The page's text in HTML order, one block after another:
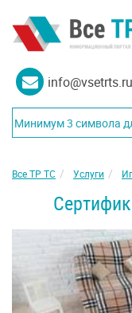
info@vsetrts.ru
Все ТР ТС Услуги